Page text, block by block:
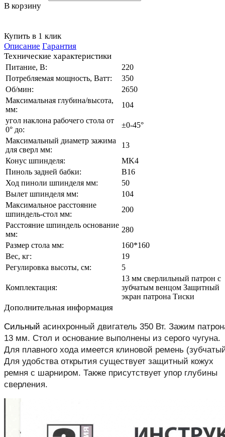
В корзину
Купить в 1 клик
Описание Гарантия
Технические характеристики
Питание, В:
220
Потребляемая мощность, Ватт:
350
Об/мин:
2650
Максимальная глубина/высота,
мм:
104
угол наклона рабочего стола от
0° до:
±0-45°
Максимальный диаметр зажима
для сверл мм:
13
Конус шпинделя:
MK4
Пиноль задней бабки:
B16
Ход пиноли шпинделя мм:
50
Вылет шпинделя мм:
104
Максимальное расстояние
шпиндель-стол мм:
200
Расстояние шпиндель основание
мм:
280
Размер стола мм:
160*160
Вес, кг:
19
Регулировка высоты, см:
5
Комплектация:
13 мм сверлильный патрон с
зубчатым венцом Защитный
экран патрона Тиски
Дополнительная информация
Сильный асинхронный двигатель 350 Вт. Зажим
13 мм. Стол и основание выполнены из серого чугуна.
Для плавного хода имеется клиновой ремень
Для удобства открытия существует защитный кожух
ремня с шарниром. Также присутствует упор глубины
сверления.